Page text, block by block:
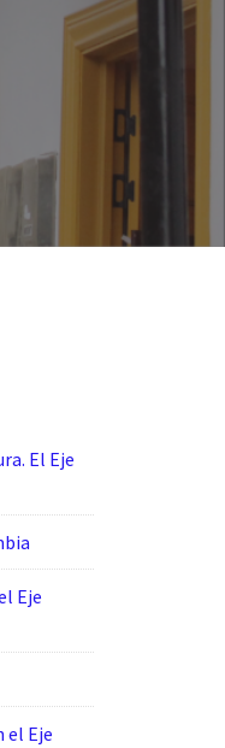
El Eje
Eje
el Eje